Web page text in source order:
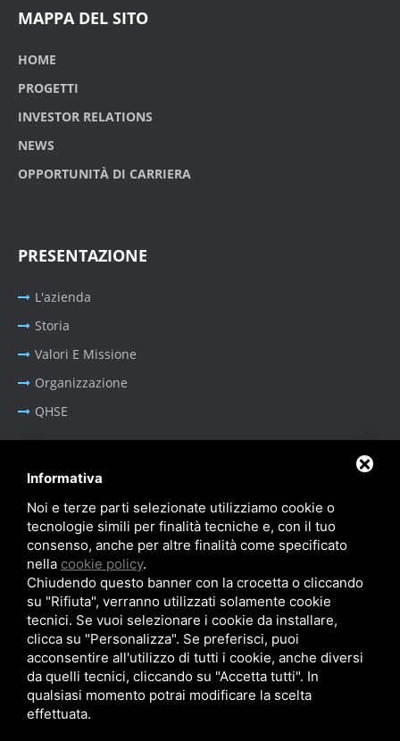
MAPPA DEL SITO
HOME
PROGETTI
INVESTOR RELATIONS
NEWS
OPPORTUNITÀ DI CARRIERA
PRESENTAZIONE
L'azienda
Storia
Valori E Missione
Organizzazione
QHSE
Oil & Gas - Industrial
Sistemi Portacavi Industriali
Privacy Policy-Cookie Policy-SiteMap
© SITIE Impianti S.r.l. 2026
Informativa
Noi e terze parti selezionate utilizziamo cookie o
tecnologie simili per finalità tecniche e, con il tuo
consenso, anche per altre finalità come specificato
nella cookie policy.
Chiudendo questo banner con la crocetta o cliccando
su "Rifiuta", verranno utilizzati solamente cookie
tecnici. Se vuoi selezionare i cookie da installare,
clicca su "Personalizza". Se preferisci, puoi
acconsentire all'utilizzo di tutti i cookie, anche diversi
da quelli tecnici, cliccando su "Accetta tutti". In
qualsiasi momento potrai modificare la scelta
effettuata.